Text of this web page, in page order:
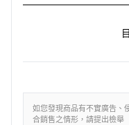
如您發現商品有不實廣告、
合銷售之情形，請提出檢舉